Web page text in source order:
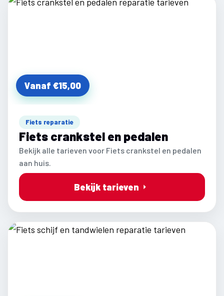
Vanaf €15,00
Fiets reparatie
Fiets crankstel en pedalen
Bekijk alle tarieven voor Fiets crankstel en pedalen
aan huis.
Bekijk tarieven